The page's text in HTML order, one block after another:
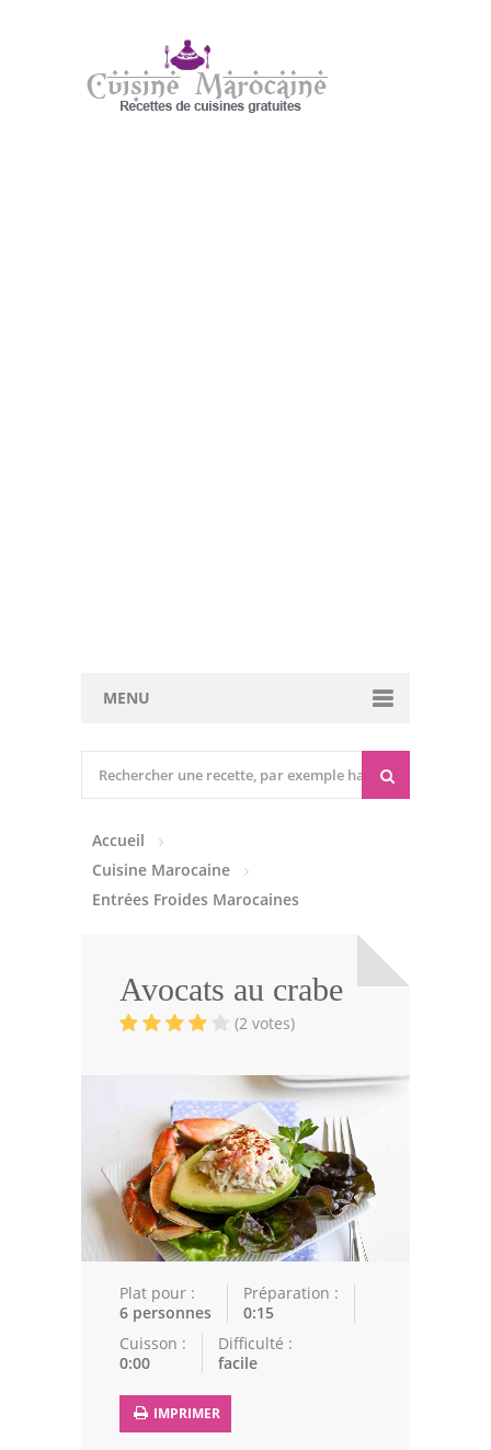
MENU
Entrées Froides
Tajines
Viandes
Volailles
Soupes
Pâtisseries
Epices
Recettes Marocaine
Couscous
Tajines
Viandes
Accueil
Cuisine Marocaine
Entrées Froides Marocaines
Avocats au crabe
(2 votes)
Plat pour :
6 personnes
Préparation :
0:15
Cuisson :
0:00
Difficulté :
facile
IMPRIMER